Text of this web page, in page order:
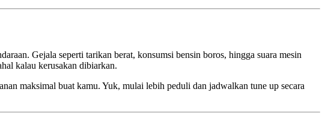
Gejala seperti tarikan berat, konsumsi bensin boros, hingga suara mesin
kalau kerusakan dibiarkan.
maksimal buat kamu. Yuk, mulai lebih peduli dan jadwalkan tune up secara